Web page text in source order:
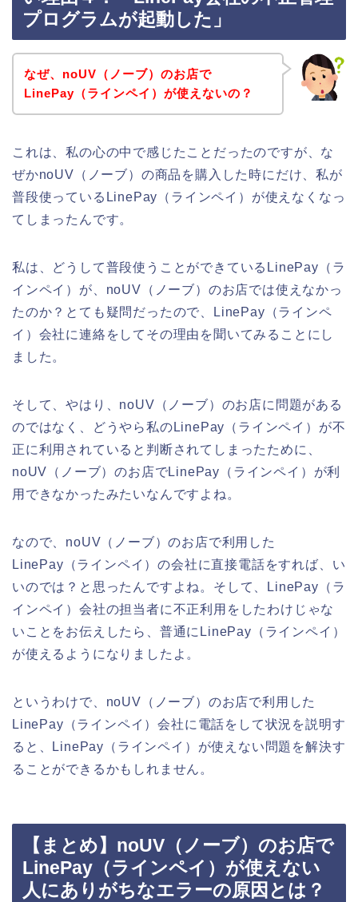
プログラムが起動した」
なぜ、noUV（ノーブ）のお店で
LinePay（ラインペイ）が使えないの？
これは、私の心の中で感じたことだったのですが、な
ぜかnoUV（ノーブ）の商品を購入した時にだけ、私が
普段使っているLinePay（ラインペイ）が使えなくなっ
てしまったんです。
私は、どうして普段使うことができているLinePay（ラ
インペイ）が、noUV（ノーブ）のお店では使えなかっ
たのか？とても疑問だったので、LinePay（ラインペ
イ）会社に連絡をしてその理由を聞いてみることにし
ました。
そして、やはり、noUV（ノーブ）のお店に問題がある
のではなく、どうやら私のLinePay（ラインペイ）が不
正に利用されていると判断されてしまったために、
noUV（ノーブ）のお店でLinePay（ラインペイ）が利
用できなかったみたいなんですよね。
なので、noUV（ノーブ）のお店で利用した
LinePay（ラインペイ）の会社に直接電話をすれば、い
いのでは？と思ったんですよね。そして、LinePay（ラ
インペイ）会社の担当者に不正利用をしたわけじゃな
いことをお伝えしたら、普通にLinePay（ラインペイ）
が使えるようになりましたよ。
というわけで、noUV（ノーブ）のお店で利用した
LinePay（ラインペイ）会社に電話をして状況を説明す
ると、LinePay（ラインペイ）が使えない問題を解決す
ることができるかもしれません。
【まとめ】noUV（ノーブ）のお店で
LinePay（ラインペイ）が使えない
人にありがちなエラーの原因とは？